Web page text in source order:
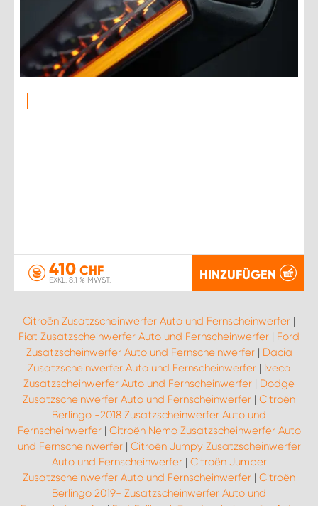
410 CHF
EXKL. 8.1 % MWST. HINZUFÜGEN
Citroën Zusatzscheinwerfer Auto und Fernscheinwerfer |
Fiat Zusatzscheinwerfer Auto und Fernscheinwerfer | Ford
Zusatzscheinwerfer Auto und Fernscheinwerfer| Dacia
Zusatzscheinwerfer Auto und Fernscheinwerfer | Iveco
Zusatzscheinwerfer Auto und Fernscheinwerfer | Dodge
Zusatzscheinwerfer Auto und Fernscheinwerfer | Citroën
Berlingo -2018 Zusatzscheinwerfer Auto und
Fernscheinwerfer| Citroën Nemo Zusatzscheinwerfer Auto
und Fernscheinwerfer| Citroën Jumpy Zusatzscheinwerfer
Auto und Fernscheinwerfer| Citroën Jumper
Zusatzscheinwerfer Auto und Fernscheinwerfer | Citroën
Berlingo 2019- Zusatzscheinwerfer Auto und